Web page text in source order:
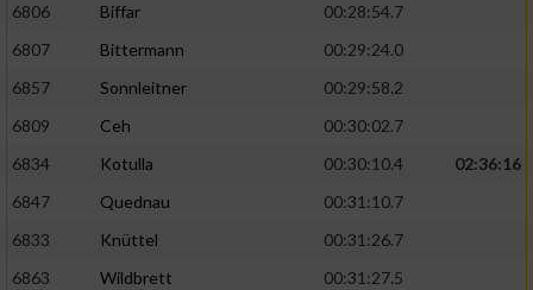
6806
Biffar
00:28:54.7
6807
Bittermann
00:29:24.0
6857
Sonnleitner
00:29:58.2
6809
Ceh
00:30:02.7
6834
Kotulla 00:30:10.4
02:36:16
6847
Quednau
00:31:10.7
6833
Knüttel
00:31:26.7
6863
Wildbrett
00:31:27.5